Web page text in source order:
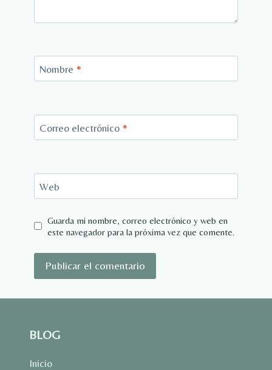
Nombre *
Correo electrónico *
Web
Guarda mi nombre, correo electrónico y web en
este navegador para la próxima vez que comente.
BLOG
Inicio